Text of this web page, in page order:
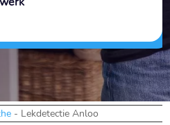
- Lekdetectie Anloo